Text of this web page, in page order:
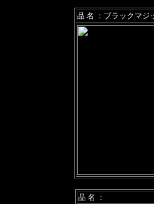
品 名 ：ブラックマジ
品 名 ：